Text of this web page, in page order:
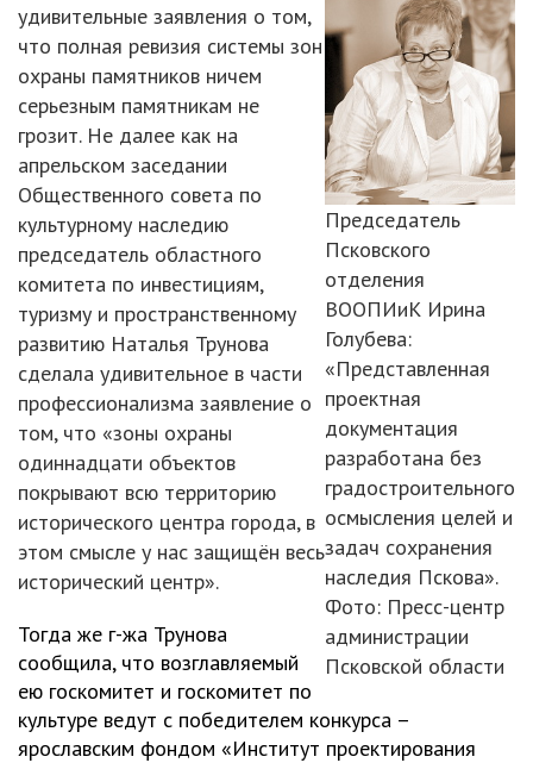
Председатель
Псковского
отделения
ВООПИиК Ирина
Голубева:
«Представленная
проектная
документация
разработана без
градостроительного
осмысления целей и
задач сохранения
наследия Пскова».
Фото: Пресс-центр
администрации
Псковской области
удивительные заявления о том,
что полная ревизия системы зон
охраны памятников ничем
серьезным памятникам не
грозит. Не далее как на
апрельском заседании
Общественного совета по
культурному наследию
председатель областного
комитета по инвестициям,
туризму и пространственному
развитию Наталья Трунова
сделала удивительное в части
профессионализма заявление о
том, что «зоны охраны
одиннадцати объектов
покрывают всю территорию
исторического центра города, в
этом смысле у нас защищён весь
исторический центр».
Тогда же г-жа Трунова
сообщила, что возглавляемый
ею госкомитет и госкомитет по
культуре ведут с победителем конкурса –
ярославским фондом «Институт проектирования